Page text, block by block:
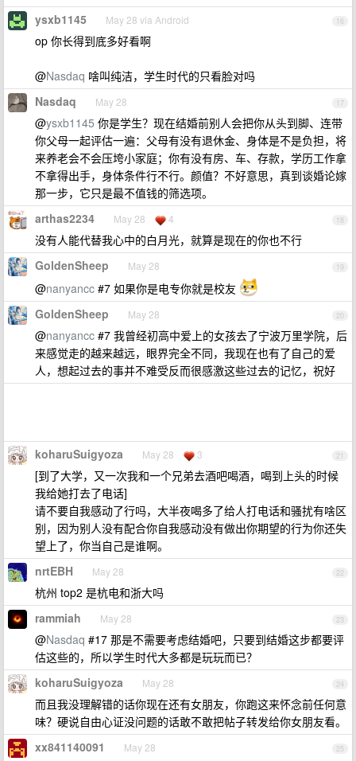
16
ysxb1145 May 28 via Android
op 你长得到底多好看啊
@Nasdaq 啥叫纯洁，学生时代的只看脸对吗
17
Nasdaq May 28
@ysxb1145 你是学生？现在结婚前别人会把你从头到脚、连带
你父母一起评估一遍：父母有没有退休金、身体是不是负担，将
来养老会不会压垮小家庭；你有没有房、车、存款，学历工作拿
不拿得出手，身体条件行不行。颜值？不好意思，真到谈婚论嫁
那一步，它只是最不值钱的筛选项。
18
arthas2234 May 28 4
没有人能代替我心中的白月光，就算是现在的你也不行
19
GoldenSheep May 28
@nanyancc #7 如果你是电专你就是校友
20
GoldenSheep May 28
@nanyancc #7 我曾经初高中爱上的女孩去了宁波万里学院，后
来感觉走的越来越远，眼界完全不同，我现在也有了自己的爱
人，想起过去的事并不难受反而很感激这些过去的记忆，祝好
21
koharuSuigyoza May 28 3
[到了大学，又一次我和一个兄弟去酒吧喝酒，喝到上头的时候
我给她打去了电话]
请不要自我感动了行吗，大半夜喝多了给人打电话和骚扰有啥区
别，因为别人没有配合你自我感动没有做出你期望的行为你还失
望上了，你当自己是谁啊。
22
nrtEBH May 28
杭州 top2 是杭电和浙大吗
23
rammiah May 28
@Nasdaq #17 那是不需要考虑结婚吧，只要到结婚这步都要评
估这些的，所以学生时代大多都是玩玩而已？
24
koharuSuigyoza May 28
而且我没理解错的话你现在还有女朋友，你跑这来怀念前任何意
味？硬说自由心证没问题的话敢不敢把帖子转发给你女朋友看。
25
xx841140091 May 28